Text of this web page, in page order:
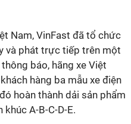
Nam, VinFast đã tổ chức
và phát trực tiếp trên một
báo, hãng xe Việt
hàng ba mẫu xe điện
hoàn thành dải sản phẩm
A-B-C-D-E.